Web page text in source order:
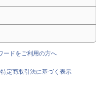
ードをご利用の方へ
特定商取引法に基づく表示